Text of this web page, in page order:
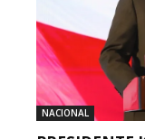
NACIONAL